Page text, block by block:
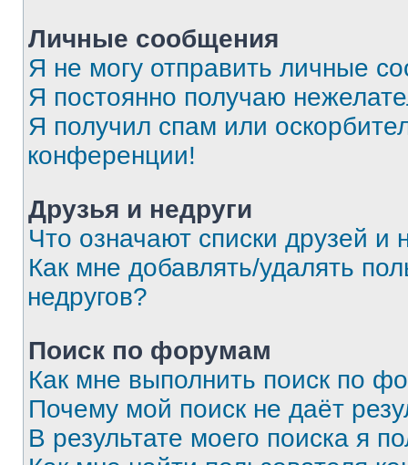
Личные сообщения
Я не могу отправить личные
Я постоянно получаю
Я получил спам или
конференции!
Друзья и недруги
Что означают списки друзей и
Как мне добавлять/удалять
недругов?
Поиск по форумам
Как мне выполнить поиск по
Почему мой поиск не даёт
В результате моего поиска я